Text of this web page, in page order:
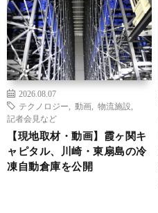
2026.08.07
テクノロジー
動画 物流施設
記者会見など
【現地取材・動画】霞ヶ関キ
ャピタル、川崎・東扇島の冷
凍自動倉庫を公開